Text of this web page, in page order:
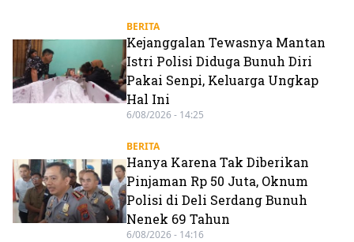
BERITA
Kejanggalan Tewasnya Mantan
Istri Polisi Diduga Bunuh Diri
Pakai Senpi, Keluarga Ungkap
Hal Ini
6/08/2026 - 14:25
BERITA
Hanya Karena Tak Diberikan
Pinjaman Rp 50 Juta, Oknum
Polisi di Deli Serdang Bunuh
Nenek 69 Tahun
6/08/2026 - 14:16